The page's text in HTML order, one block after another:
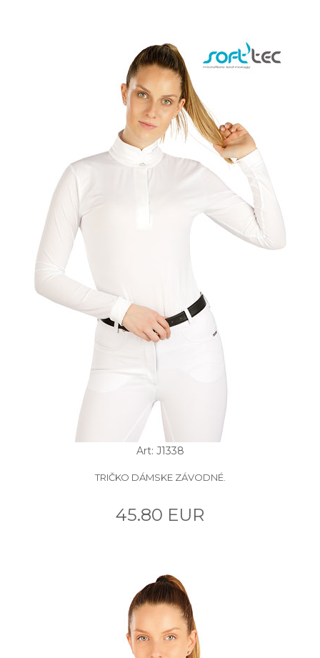
Art: J1338
TRIČKO DÁMSKE ZÁVODNÉ.
45.80 EUR